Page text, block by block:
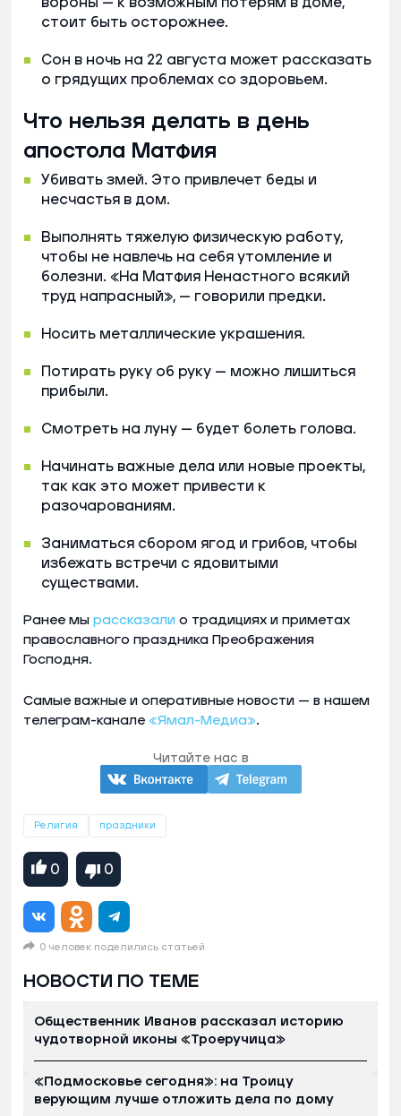
вороны — к возможным потерям в доме,
стоит быть осторожнее.
Сон в ночь на 22 августа может рассказать
о грядущих проблемах со здоровьем.
Что нельзя делать в день
апостола Матфия
Убивать змей. Это привлечет беды и
несчастья в дом.
Выполнять тяжелую физическую работу,
чтобы не навлечь на себя утомление и
болезни. «На Матфия Ненастного всякий
труд напрасный», — говорили предки.
Носить металлические украшения.
Потирать руку об руку — можно лишиться
прибыли.
Смотреть на луну — будет болеть голова.
Начинать важные дела или новые проекты,
так как это может привести к
разочарованиям.
Заниматься сбором ягод и грибов, чтобы
избежать встречи с ядовитыми
существами.
Ранее мы рассказали о традициях и приметах
православного праздника Преображения
Господня.
Самые важные и оперативные новости — в нашем
телеграм-канале «Ямал-Медиа».
Читайте нас в
Религия праздники
0 0
0 человек поделились статьей
НОВОСТИ ПО ТЕМЕ
Общественник Иванов рассказал историю
чудотворной иконы «Троеручица»
«Подмосковье сегодня»: на Троицу
верующим лучше отложить дела по дому